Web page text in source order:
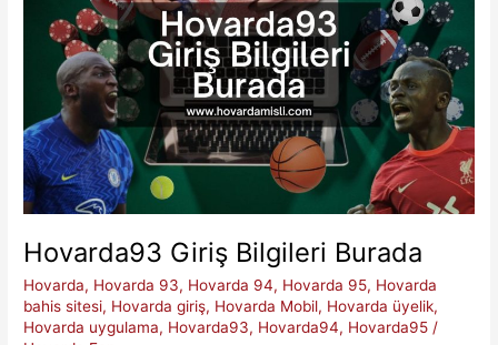
Hovarda93 Giriş Bilgileri Burada
Hovarda, Hovarda 93, Hovarda 94, Hovarda 95, Hovarda
bahis sitesi, Hovarda giriş, Hovarda Mobil, Hovarda üyelik,
Hovarda uygulama, Hovarda93, Hovarda94, Hovarda95 /